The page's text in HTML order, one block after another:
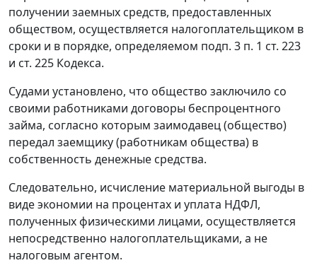
получении заемных средств, предоставленных
обществом, осуществляется налогоплательщиком в
сроки и в порядке, определяемом подп. 3 п. 1 ст. 223
и ст. 225 Кодекса.
Судами установлено, что общество заключило со
своими работниками договоры беспроцентного
займа, согласно которым заимодавец (общество)
передал заемщику (работникам общества) в
собственность денежные средства.
Следовательно, исчисление материальной выгоды в
виде экономии на процентах и уплата НДФЛ,
полученных физическими лицами, осуществляется
непосредственно налогоплательщиками, а не
налоговым агентом.